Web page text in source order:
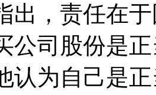
出，责任在
公司股份是
认为自己是